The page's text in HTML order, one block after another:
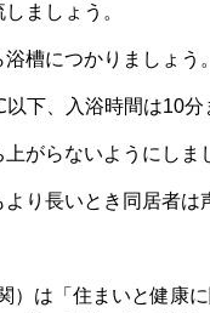
ましょう。
槽につかりましょう。
下、入浴時間は10分
上がらないようにしま
より長いとき同居者は
）は「住まいと健康